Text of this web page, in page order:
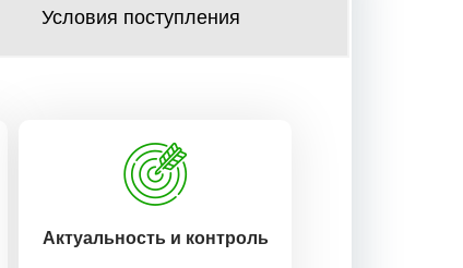
Условия поступления
Актуальность и контроль